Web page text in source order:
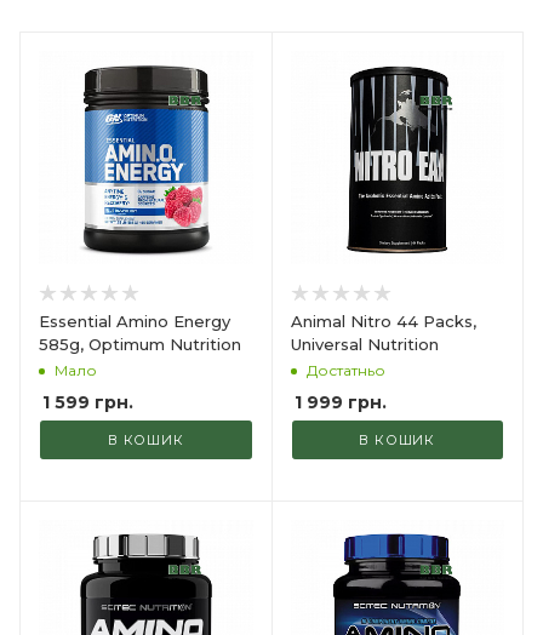
Essential Amino Energy
585g, Optimum Nutrition
Мало
1 599 грн.
В КОШИК
Animal Nitro 44 Packs,
Universal Nutrition
Достатньо
1 999 грн.
В КОШИК